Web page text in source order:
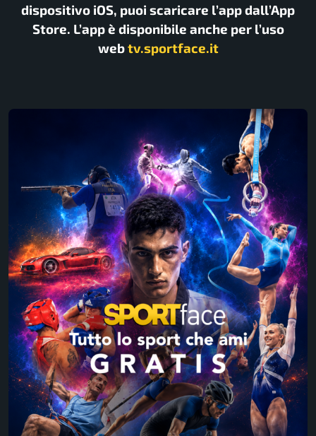
dispositivo iOS, puoi scaricare l’app dall’App
Store. L’app è disponibile anche per l’uso
webtv.sportface.it